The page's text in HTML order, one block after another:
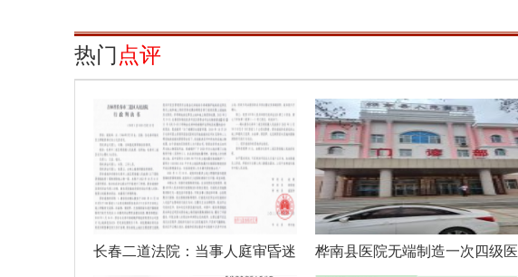
热门 点评
长春二道法院：当事人庭审昏迷 桦南县医院无端制造一次四级医